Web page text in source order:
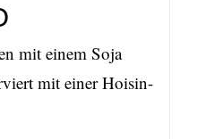
mit einem Soja
mit einer Hoisin-